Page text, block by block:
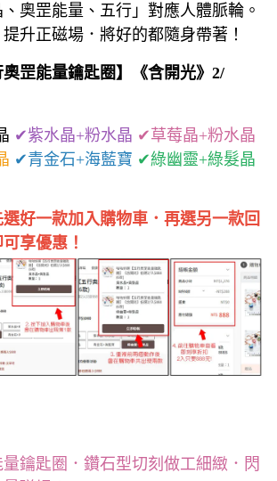
奧罡能量、五行」對應人體脈輪。
升正磁場．將好的都隨身帶著！
罡能量鑰匙圈】《含開光》2/
✔紫水晶+粉水晶 ✔草莓晶+粉水晶
✔青金石+海藍寶 ✔綠幽靈+綠髮晶
好一款加入購物車．再選另一款回
享優惠！
鑰匙圈．鑽石型切刻做工細緻．閃